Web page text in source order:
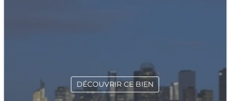
DÉCOUVRIR CE BIEN